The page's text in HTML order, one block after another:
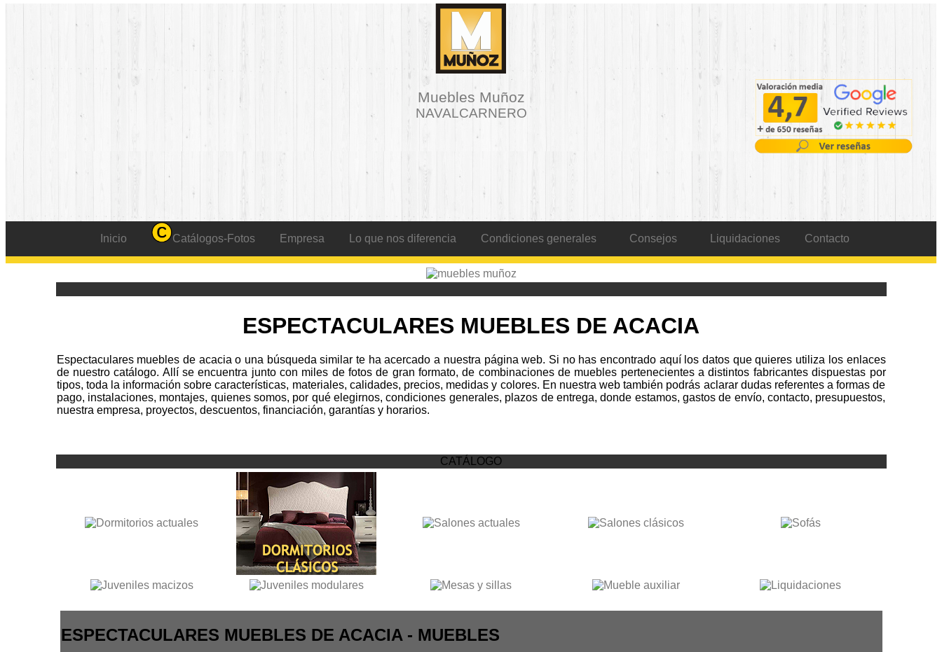
Muebles Muñoz
NAVALCARNERO
Inicio Catálogos-Fotos Empresa Lo que nos diferencia Condiciones generales Consejos Liquidaciones Contacto
ESPECTACULARES MUEBLES DE ACACIA
Espectaculares muebles de acacia o una búsqueda similar te ha acercado a nuestra página web. Si no has encontrado aquí los datos que quieres utiliza los enlaces
de nuestro catálogo. Allí se encuentra junto con miles de fotos de gran formato, de combinaciones de muebles pertenecientes a distintos fabricantes dispuestas por
tipos, toda la información sobre características, materiales, calidades, precios, medidas y colores. En nuestra web también podrás aclarar dudas referentes a formas de
pago, instalaciones, montajes, quienes somos, por qué elegirnos, condiciones generales, plazos de entrega, donde estamos, gastos de envío, contacto, presupuestos,
nuestra empresa, proyectos, descuentos, financiación, garantías y horarios.
CATÁLOGO
ESPECTACULARES MUEBLES DE ACACIA - MUEBLES